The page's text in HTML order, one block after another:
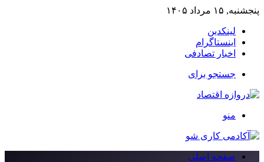
پنجشنبه, ۱۵ مرداد ۱۴۰۵
لینکدین
اینستاگرام
اخبار تصادفی
جستجو برای
منو
صفحه اصلی